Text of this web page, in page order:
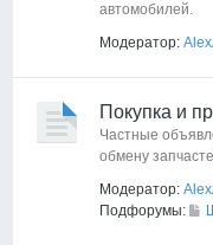
автомобилей.
Модератор:
Покупка и
Частные
обмену
Модератор:
Подфорумы: